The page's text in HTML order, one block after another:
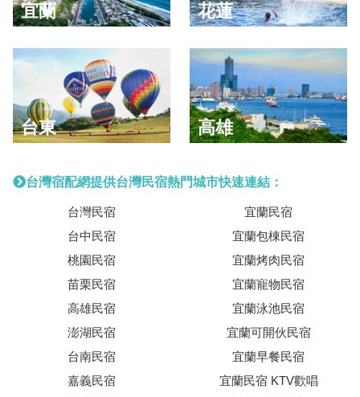
宜蘭 花蓮
台東 高雄
台灣宿配網提供台灣民宿熱門城市快速連結：
台灣民宿
台中民宿
桃園民宿
苗栗民宿
高雄民宿
澎湖民宿
台南民宿
嘉義民宿
宜蘭民宿
宜蘭包棟民宿
宜蘭烤肉民宿
宜蘭寵物民宿
宜蘭泳池民宿
宜蘭可開伙民宿
宜蘭早餐民宿
宜蘭民宿 KTV歡唱